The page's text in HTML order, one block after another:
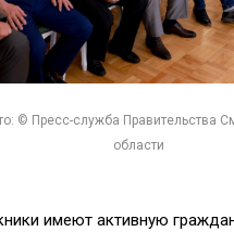
© Пресс-служба Правительства
области
имеют активную